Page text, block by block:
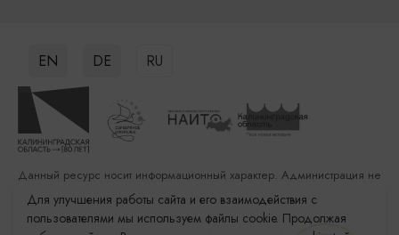
EN DE RU
Данный ресурс носит информационный характер. Администрация не
несет ответственности за качество услуг, предоставленных
сторонними организациями
Для улучшения работы сайта и его взаимодействия с
пользователями мы используем файлы cookie. Продолжая